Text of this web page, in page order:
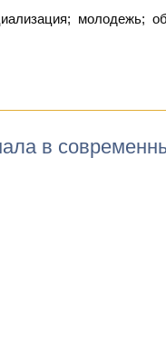
молодежь;
в